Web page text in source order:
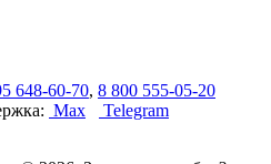
648-60-70, 8 800 555-05-20
Max
Telegram